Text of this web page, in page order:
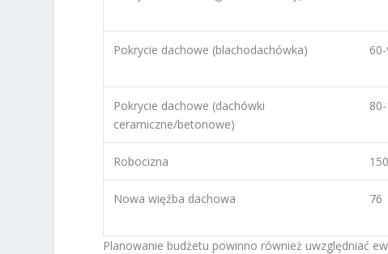
Pokrycie dachowe (blachodachówka)
Pokrycie dachowe (dachówki
ceramiczne/betonowe)
Robocizna
Nowa więźba dachowa 76
Planowanie budżetu powinno również uwzględniać